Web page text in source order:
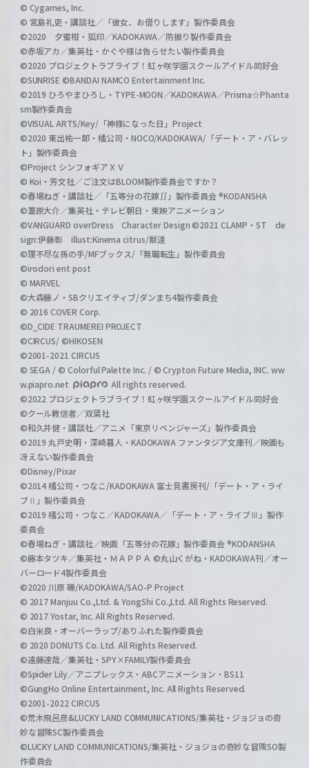
© Cygames, Inc.
© 宮島礼吏・講談社／「彼女、お借りします」製作委員会
©2020 夕蜜柑・狐印／KADOKAWA／防振り製作委員会
©赤坂アカ／集英社・かぐや様は告らせたい製作委員会
©2020 プロジェクトラブライブ！虹ヶ咲学園スクールアイドル同好会
©SUNRISE ©BANDAI NAMCO Entertainment Inc.
©2019 ひろやまひろし・TYPE-MOON／KADOKAWA／Prisma☆Phanta
sm製作委員会
©VISUAL ARTS/Key/「神様になった日」Project
©2020 東出祐一郎・橘公司・NOCO/KADOKAWA/「デート・ア・バレッ
ト」製作委員会
©Project シンフォギアＸＶ
© Koi・芳文社／ご注文はBLOOM製作委員会ですか？
©春場ねぎ・講談社／「五等分の花嫁∬」製作委員会 ®KODANSHA
©葦原大介／集英社・テレビ朝日・東映アニメーション
©VANGUARD overDress Character Design ©2021 CLAMP・ST de
sign:伊藤彰 illust:Kinema citrus/獣道
©理不尽な孫の手/MFブックス/「無職転生」製作委員会
©irodori ent post
© MARVEL
©大森藤ノ・SBクリエイティブ/ダンまち4製作委員会
© 2016 COVER Corp.
©D_CIDE TRAUMEREI PROJECT
©CIRCUS/ ©HIKOSEN
©2001-2021 CIRCUS
© SEGA / © Colorful Palette Inc. / © Crypton Future Media, INC. ww
w.piapro.net
All rights reserved.
©2022 プロジェクトラブライブ！虹ヶ咲学園スクールアイドル同好会
©クール教信者／双葉社
©和久井健・講談社／アニメ「東京リベンジャーズ」製作委員会
©2019 丸戸史明・深崎暮人・KADOKAWA ファンタジア文庫刊／映画も
冴えない製作委員会
©Disney/Pixar
©2014 橘公司・つなこ/KADOKAWA 富士見書房刊/「デート・ア・ライ
ブⅡ」製作委員会
©2019 橘公司・つなこ／KADOKAWA／「デート・ア・ライブⅢ」製作
委員会
©春場ねぎ・講談社／映画「五等分の花嫁」製作委員会 ®KODANSHA
©藤本タツキ／集英社・ＭＡＰＰＡ ©丸山くがね・KADOKAWA刊／オー
バーロード4製作委員会
©2020 川原 礫/KADOKAWA/SAO-P Project
© 2017 Manjuu Co.,Ltd. & YongShi Co.,Ltd. All Rights Reserved.
© 2017 Yostar, Inc. All Rights Reserved.
©白米良・オーバーラップ/ありふれた製作委員会
© 2020 DONUTS Co. Ltd. All Rights Reserved.
©遠藤達哉／集英社・SPY×FAMILY製作委員会
©Spider Lily／アニプレックス・ABCアニメーション・BS11
©GungHo Online Entertainment, Inc. All Rights Reserved.
©2001-2022 CIRCUS
©荒木飛呂彦&LUCKY LAND COMMUNICATIONS/集英社・ジョジョの奇
妙な冒険SC製作委員会
©LUCKY LAND COMMUNICATIONS/集英社・ジョジョの奇妙な冒険SO製
作委員会